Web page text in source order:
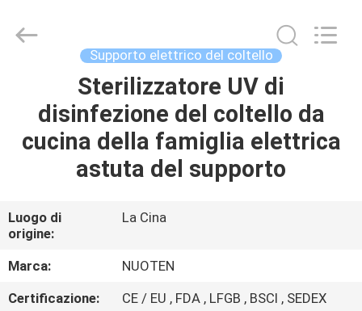
PRODOTTI
SU
DI
NOI
Norton
Electric
Supporto elettrico del coltello
Sterilizzatore UV di
disinfezione del coltello da
cucina della famiglia elettrica
astuta del supporto
Luogo di
origine:
La Cina
Marca:
NUOTEN
Certificazione:
CE / EU , FDA , LFGB , BSCI , SEDEX